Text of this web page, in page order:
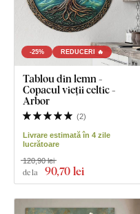
-25% REDUCERI 🔥
Tablou din lemn -
Copacul vieții celtic -
Arbor
(2)
Livrare estimată în 4 zile
lucrătoare
de la 90,70 lei
120,90 lei